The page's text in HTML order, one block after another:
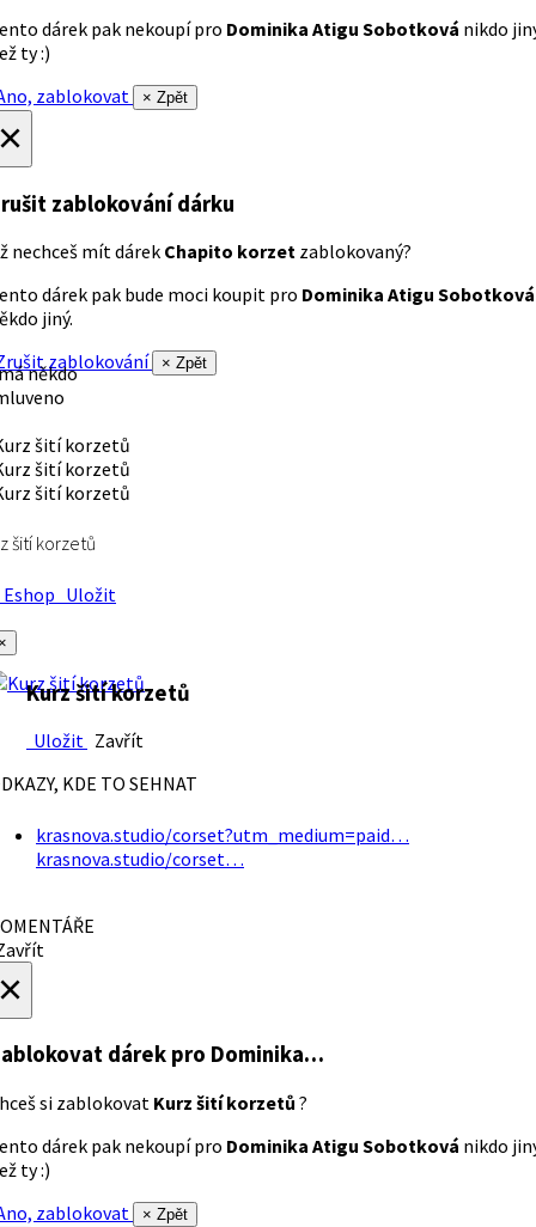
dárek pak nekoupí pro Dominika Atigu Sobotková nikdo
ty :)
zablokovat
× Zpět
zablokování dárku
nechceš mít dárek Chapito korzet zablokovaný?
dárek pak bude moci koupit pro Dominika Atigu Sobotková
jiný.
zablokování
× Zpět
někdo
šití korzetů
Uložit
Kurz šití korzetů
Uložit Zavřít
KDE TO SEHNAT
krasnova.studio/corset?utm_medium=paid…
krasnova.studio/corset…
dárek pro Dominika…
si zablokovat Kurz šití korzetů ?
dárek pak nekoupí pro Dominika Atigu Sobotková nikdo
ty :)
zablokovat
× Zpět